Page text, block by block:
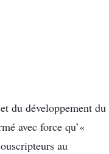
du développement du
avec force qu’«
au